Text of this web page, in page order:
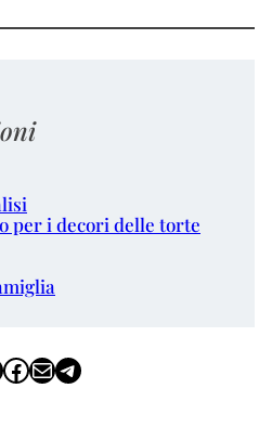
per i decori delle torte
Facebook Email Telegram